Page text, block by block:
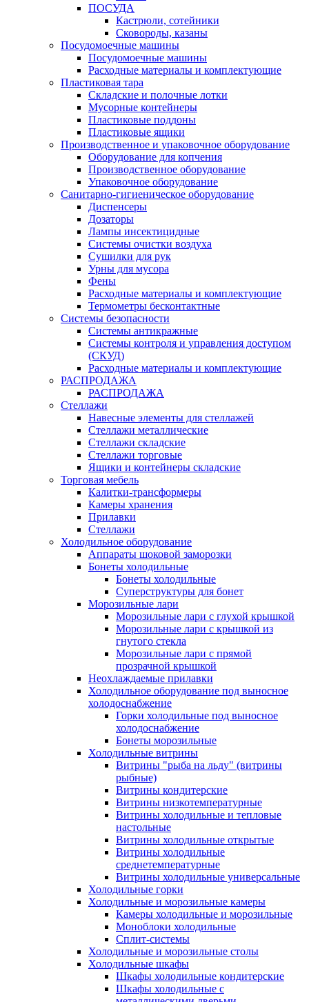
ПОСУДА
Кастрюли, сотейники
Сковороды, казаны
Посудомоечные машины
Посудомоечные машины
Расходные материалы и комплектующие
Пластиковая тара
Складские и полочные лотки
Мусорные контейнеры
Пластиковые поддоны
Пластиковые ящики
Производственное и упаковочное оборудование
Оборудование для копчения
Производственное оборудование
Упаковочное оборудование
Санитарно-гигиеническое оборудование
Диспенсеры
Дозаторы
Лампы инсектицидные
Системы очистки воздуха
Сушилки для рук
Урны для мусора
Фены
Расходные материалы и комплектующие
Термометры бесконтактные
Системы безопасности
Системы антикражные
Системы контроля и управления доступом
(СКУД)
Расходные материалы и комплектующие
РАСПРОДАЖА
РАСПРОДАЖА
Стеллажи
Навесные элементы для стеллажей
Стеллажи металлические
Стеллажи складские
Стеллажи торговые
Ящики и контейнеры складские
Торговая мебель
Калитки-трансформеры
Камеры хранения
Прилавки
Стеллажи
Холодильное оборудование
Аппараты шоковой заморозки
Бонеты холодильные
Бонеты холодильные
Суперструктуры для бонет
Морозильные лари
Морозильные лари с глухой крышкой
Морозильные лари с крышкой из
гнутого стекла
Морозильные лари с прямой
прозрачной крышкой
Неохлаждаемые прилавки
Холодильное оборудование под выносное
холодоснабжение
Горки холодильные под выносное
холодоснабжение
Бонеты морозильные
Холодильные витрины
Витрины "рыба на льду" (витрины
рыбные)
Витрины кондитерские
Витрины низкотемпературные
Витрины холодильные и тепловые
настольные
Витрины холодильные открытые
Витрины холодильные
среднетемпературные
Витрины холодильные универсальные
Холодильные горки
Холодильные и морозильные камеры
Камеры холодильные и морозильные
Моноблоки холодильные
Сплит-системы
Холодильные и морозильные столы
Холодильные шкафы
Шкафы холодильные кондитерские
Шкафы холодильные с